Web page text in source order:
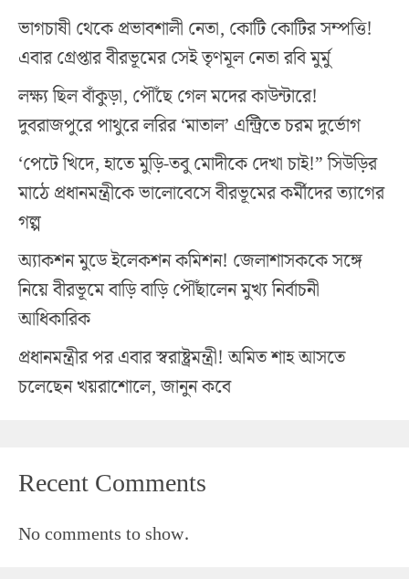
ভাগচাষী থেকে প্রভাবশালী নেতা, কোটি কোটির সম্পত্তি!
এবার গ্রেপ্তার বীরভূমের সেই তৃণমূল নেতা রবি মুর্মু
লক্ষ্য ছিল বাঁকুড়া, পৌঁছে গেল মদের কাউন্টারে!
দুবরাজপুরে পাথুরে লরির ‘মাতাল’ এন্ট্রিতে চরম দুর্ভোগ
‘পেটে খিদে, হাতে মুড়ি-তবু মোদীকে দেখা চাই!” সিউড়ির
মাঠে প্রধানমন্ত্রীকে ভালোবেসে বীরভূমের কর্মীদের ত্যাগের
গল্প
অ্যাকশন মুডে ইলেকশন কমিশন! জেলাশাসককে সঙ্গে
নিয়ে বীরভূমে বাড়ি বাড়ি পৌঁছালেন মুখ্য নির্বাচনী
আধিকারিক
প্রধানমন্ত্রীর পর এবার স্বরাষ্ট্রমন্ত্রী! অমিত শাহ আসতে
চলেছেন খয়রাশোলে, জানুন কবে
Recent Comments
No comments to show.